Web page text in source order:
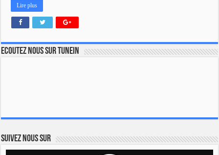
Lire plus
Ecoutez nous sur TuneIn
Suivez nous sur